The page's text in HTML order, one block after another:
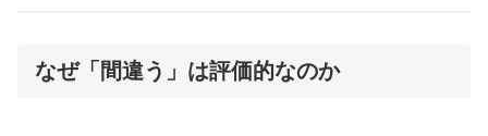
なぜ「間違う」は評価的なのか